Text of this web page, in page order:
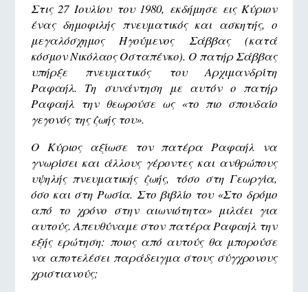
Στις 27 Ιουλίου του 1980, εκδήμησε εις Κύριον
ένας δημοφιλής πνευματικός και ασκητής, ο
μεγαλόσχημος Ηγούμενος Σάββας (κατά
κόσμον Νικόλαος Οσταπένκο). Ο πατήρ Σάββας
υπήρξε πνευματικός του Αρχιμανδρίτη
Ραφαήλ. Τη συνάντηση με αυτόν ο πατήρ
Ραφαήλ την θεωρούσε ως «το πιο σπουδαίο
γεγονός της ζωής του».
Ο Κύριος αξίωσε τον πατέρα Ραφαήλ να
γνωρίσει και άλλους γέροντες και ανθρώπους
υψηλής πνευματικής ζωής, τόσο στη Γεωργία,
όσο και στη Ρωσία. Στο βιβλίο του «Στο δρόμο
από το χρόνο στην αιωνιότητα» μιλάει για
αυτούς. Απευθύναμε στον πατέρα Ραφαήλ την
εξής ερώτηση: ποιος από αυτούς θα μπορούσε
να αποτελέσει παράδειγμα στους σύγχρονους
χριστιανούς;